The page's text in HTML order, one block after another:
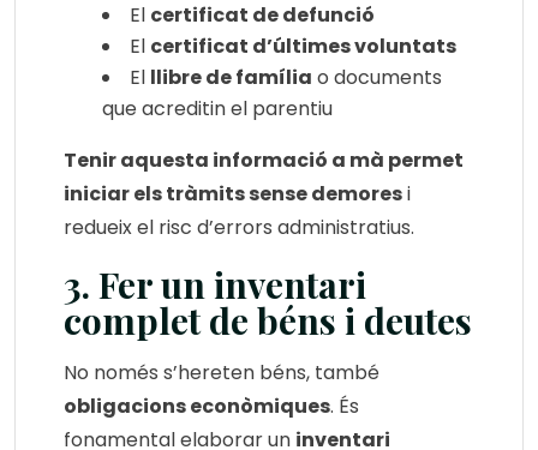
El certificat de defunció
El certificat d’últimes voluntats
El llibre de família o documents
que acreditin el parentiu
Tenir aquesta informació a mà permet
iniciar els tràmits sense demoresi
redueix el risc d’errors administratius.
3. Fer un inventari
complet de béns i deutes
No només s’hereten béns, també
obligacions econòmiques. És
fonamental elaborar un inventari